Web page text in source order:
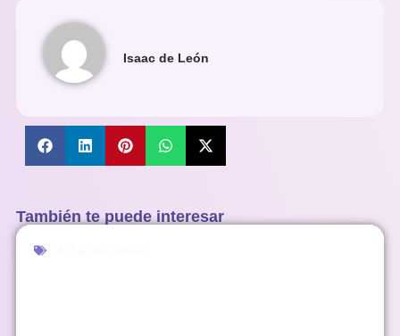
Isaac de León
También te puede interesar